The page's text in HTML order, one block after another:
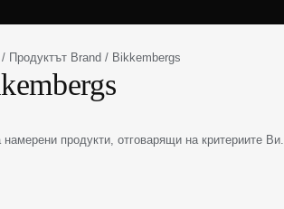
/ Продуктът Brand / Bikkembergs
намерени продукти, отговарящи на критериите Ви.